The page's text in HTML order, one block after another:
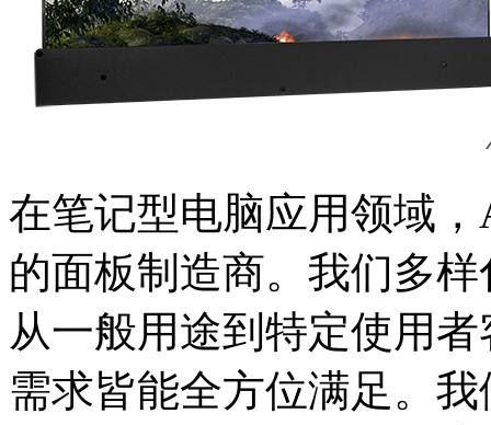
在笔记型电脑应用领域
的面板制造商。我们多
从一般用途到特定使用
需求皆能全方位满足。